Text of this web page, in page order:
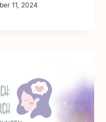
11, 2024